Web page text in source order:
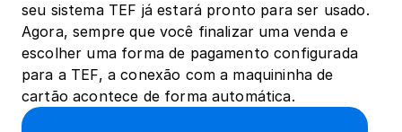
seu sistema TEF já estará pronto para ser usado.
Agora, sempre que você finalizar uma venda e
escolher uma forma de pagamento configurada
para a TEF, a conexão com a maquininha de
cartão acontece de forma automática.